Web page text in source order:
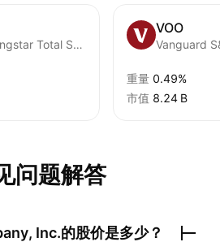
Vanguard Morningstar Total Stock Market ETF
VOO
Vanguard
重量 0.49%
市值 ‪8.24 B‬
问题解答
Inc.的股价是多少？